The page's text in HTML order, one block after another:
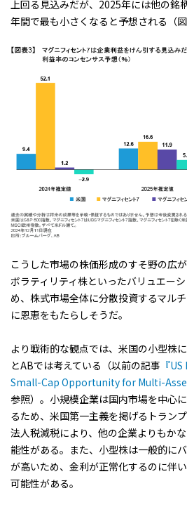
上回る見込みだが、2025年には他の銘
年間で最も小さくなると予想される（図
こうした市場の株価形成のすそ野の広
ボラティリティ株といったバリュエー
め、株式市場全体に分散投資するマル
に恩恵をもたらしそうだ。
より戦術的な観点では、米国の小型株
とABでは考えている（以前の記事 『
Small-Cap Opportunity for Multi-
参照）。小規模企業は国内市場を中心
るため、米国第一主義を掲げるトラン
法人税減税により、他の企業よりもか
能性がある。また、小型株は一般的に
が高いため、金利が正常化するのに伴
可能性がある。